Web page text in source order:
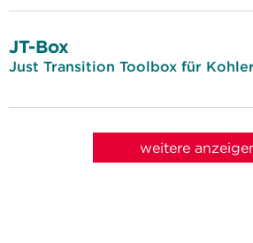
JT-Box
Just Transition Toolbox für
weitere